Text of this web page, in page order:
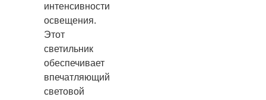
интенсивности
освещения.
Этот
светильник
обеспечивает
впечатляющий
световой